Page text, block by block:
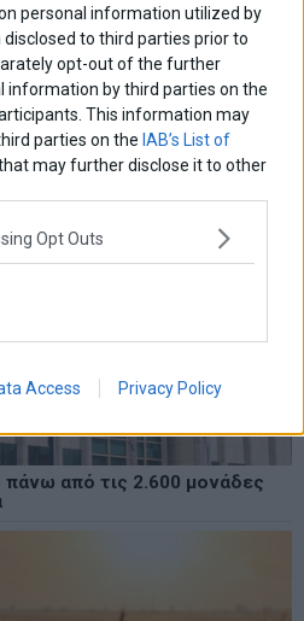
personal information utilized by
to third parties prior to
opt-out of the further
information by third parties on the
This information may
parties on the IAB’s List of
may further disclose it to other
Opt Outs
Access Privacy Policy
πάνω από τις 2.600 μονάδες